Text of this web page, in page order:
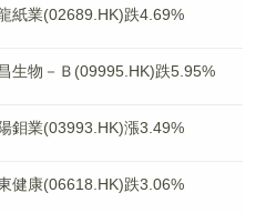
紙業(02689.HK)跌4.69%
生物－Ｂ(09995.HK)跌5.95%
鉬業(03993.HK)漲3.49%
健康(06618.HK)跌3.06%